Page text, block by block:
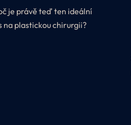
je právě teď ten ideální
na plastickou chirurgii?